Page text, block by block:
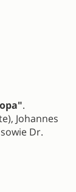
.
Johannes
Dr.